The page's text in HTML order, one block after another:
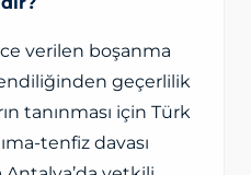
verilen boşanma
geçerlilik
tanınması için Türk
tenfiz davası